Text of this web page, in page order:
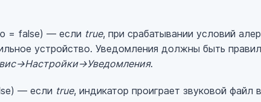
= false) — если true, при срабатывании условий
устройство. Уведомления должны быть
>Настройки->Уведомления.
— если true, индикатор проиграет звуковой файл